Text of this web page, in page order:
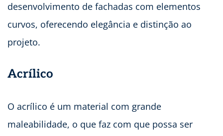
desenvolvimento de fachadas com elementos
curvos, oferecendo elegância e distinção ao
projeto.
Acrílico
O acrílico é um material com grande
maleabilidade, o que faz com que possa ser